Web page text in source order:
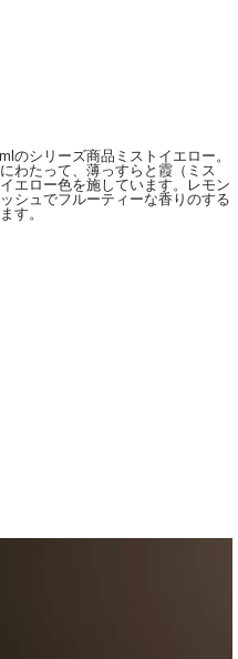
のシリーズ商品ミストイエロー。
わたって、薄っすらと霞（ミス
エロー色を施しています。レモン
シュでフルーティーな香りのする
す。